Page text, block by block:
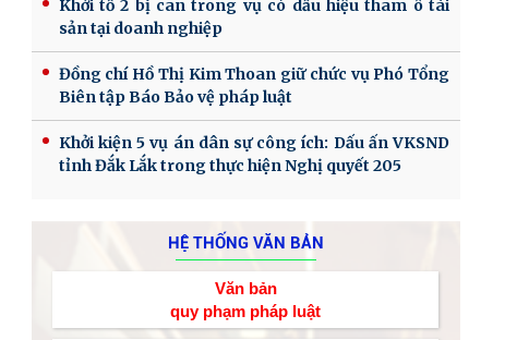
Khởi tố 2 bị can trong vụ có dấu hiệu tham ô tài
sản tại doanh nghiệp
Đồng chí Hồ Thị Kim Thoan giữ chức vụ Phó Tổng
Biên tập Báo Bảo vệ pháp luật
Khởi kiện 5 vụ án dân sự công ích: Dấu ấn VKSND
tỉnh Đắk Lắk trong thực hiện Nghị quyết 205
HỆ THỐNG VĂN BẢN
Văn bản
quy phạm pháp luật